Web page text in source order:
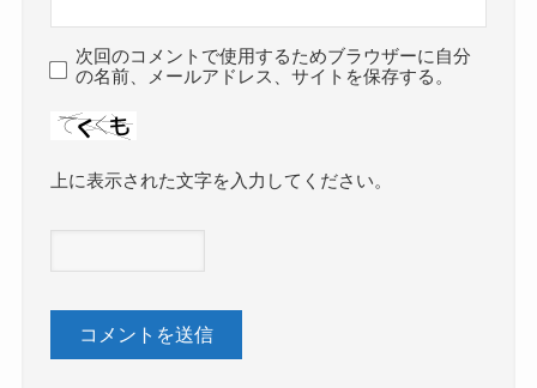
次回のコメントで使用するためブラウザーに自分
の名前、メールアドレス、サイトを保存する。
上に表示された文字を入力してください。